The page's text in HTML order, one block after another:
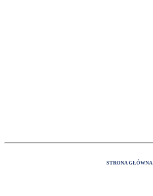
STRONA GŁÓWNA